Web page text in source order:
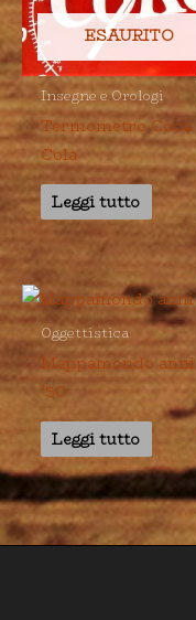
ESAURITO
Insegne e Orologi
Termometro Coca
Cola
Leggi tutto
Oggettistica
Mappamondo anni
’50
Leggi tutto